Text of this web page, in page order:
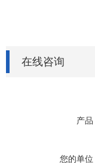
在线咨询
产品
您的单位